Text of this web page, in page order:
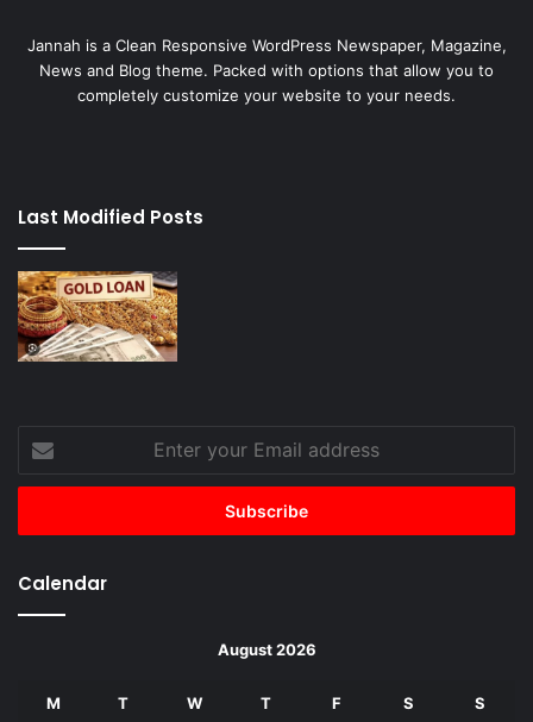
Jannah is a Clean Responsive WordPress Newspaper, Magazine,
News and Blog theme. Packed with options that allow you to
completely customize your website to your needs.
Last Modified Posts
your
Email
Calendar
August 2026
M T W T F S S